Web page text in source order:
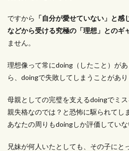
ですから 「自分が愛せていない」と
などから受ける究極の「理想」とのギ
ません。
理想像って常にdoing（したこと）が
ら、doingで失敗してしまうことがあり
母親としての完璧を支えるdoingでミ
親失格なのでは？と恐怖に駆られてし
あなたの周りもdoingしか評価していな
兄妹が何人いたとしても、その子にと